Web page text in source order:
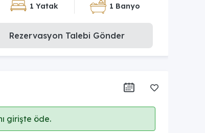
1 Yatak 1 Banyo
Rezervasyon Talebi Gönder
girişte öde.